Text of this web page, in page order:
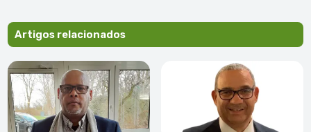
Artigos relacionados